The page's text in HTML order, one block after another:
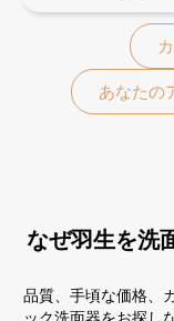
あなたの
なぜ羽生を洗
品質、手頃な価格、
ック洗面器をお探し